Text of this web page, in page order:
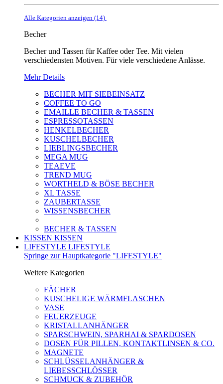
Alle Kategorien anzeigen (14)
Becher
Becher und Tassen für Kaffee oder Tee. Mit vielen
verschiedensten Motiven. Für viele verschiedene Anlässe.
Mehr Details
BECHER MIT SIEBEINSATZ
COFFEE TO GO
EMAILLE BECHER & TASSEN
ESPRESSOTASSEN
HENKELBECHER
KUSCHELBECHER
LIEBLINGSBECHER
MEGA MUG
TEAEVE
TREND MUG
WORTHELD & BÖSE BECHER
XL TASSE
ZAUBERTASSE
WISSENSBECHER
BECHER & TASSEN
KISSEN KISSEN
LIFESTYLE LIFESTYLE
Springe zur Hauptkategorie "LIFESTYLE"
Weitere Kategorien
FÄCHER
KUSCHELIGE WÄRMFLASCHEN
VASE
FEUERZEUGE
KRISTALLANHÄNGER
SPARSCHWEIN, SPARHAI & SPARDOSEN
DOSEN FÜR PILLEN, KONTAKTLINSEN & CO.
MAGNETE
SCHLÜSSELANHÄNGER &
LIEBESSCHLÖSSER
SCHMUCK & ZUBEHÖR